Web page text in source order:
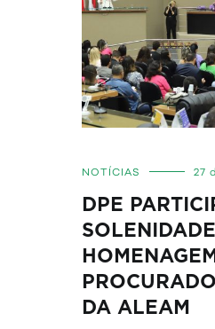
NOTÍCIAS 27
DPE
DA ALEAM